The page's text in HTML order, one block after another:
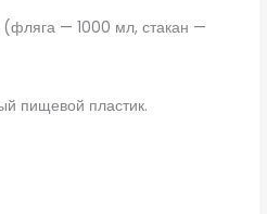
— 1000 мл, стакан —
пищевой пластик.